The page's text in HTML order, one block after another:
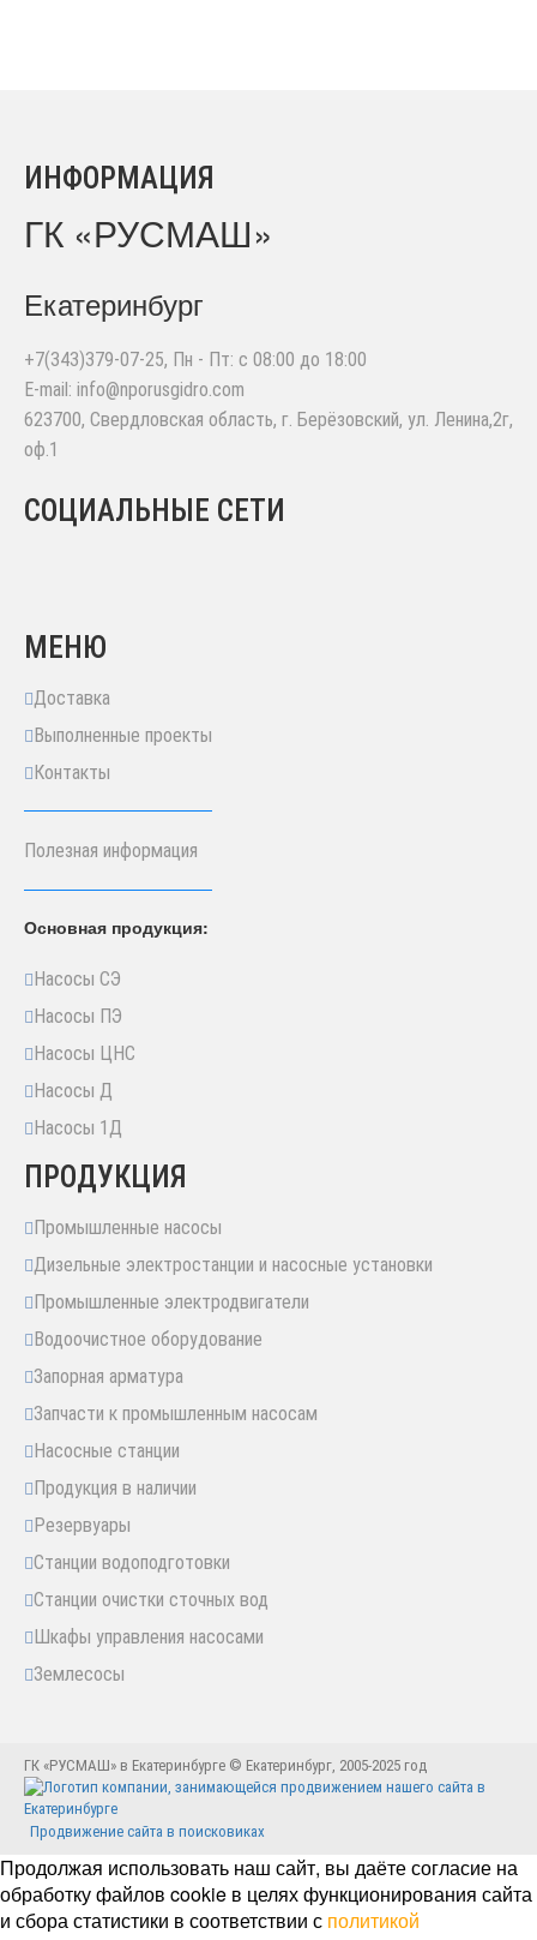
ИНФОРМАЦИЯ
ГК «РУСМАШ»
Екатеринбург
+7(343)379-07-25, Пн - Пт: с 08:00 до 18:00
E-mail: info@nporusgidro.com
623700, Свердловская область, г. Берёзовский, ул. Ленина,2г,
оф.1
СОЦИАЛЬНЫЕ СЕТИ
МЕНЮ
Доставка
Выполненные проекты
Контакты
Полезная информация
Основная продукция:
Насосы СЭ
Насосы ПЭ
Насосы ЦНС
Насосы Д
Насосы 1Д
ПРОДУКЦИЯ
Промышленные насосы
Дизельные электростанции и насосные установки
Промышленные электродвигатели
Водоочистное оборудование
Запорная арматура
Запчасти к промышленным насосам
Насосные станции
Продукция в наличии
Резервуары
Станции водоподготовки
Станции очистки сточных вод
Шкафы управления насосами
Землесосы
ГК «РУСМАШ» в Екатеринбурге © Екатеринбург, 2005-2025 год
Продвижение сайта в поисковиках
Продолжая использовать наш сайт, вы даёте согласие на
обработку файлов cookie в целях функционирования сайта
и сбора статистики в соответствии с политикой